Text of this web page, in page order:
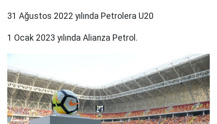
31 Ağustos 2022 yılında Petrolera U20
1 Ocak 2023 yılında Alianza Petrol.